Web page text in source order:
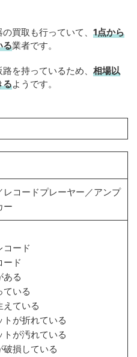
買取も行っていて、 1点から
る業者です。
を持っているため、 相場以
るようです。
レコードプレーヤー／アンプ
ー
コード
ード
ある
ている
えている
トが折れている
トが汚れている
破損している